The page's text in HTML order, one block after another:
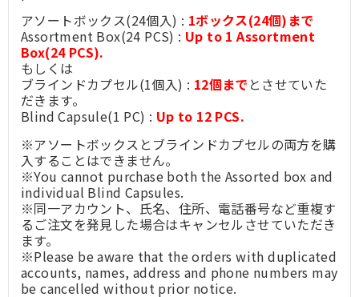
アソートボックス(24個入) : 1ボックス(24個)まで
Assortment Box(24 PCS) : Up to 1 Assortment
Box(24 PCS).
もしくは
ブラインドカプセル(1個入) : 12個まで とさせていた
だきます。
Blind Capsule(1 PC) : Up to 12 PCS.
※アソートボックスとブラインドカプセルの両方を購
入することはできません。
※You cannot purchase both the Assorted box and
individual Blind Capsules.
※同一アカウント、氏名、住所、電話番号など重複す
るご注文を発見した場合はキャンセルさせていただき
ます。
※Please be aware that the orders with duplicated
accounts, names, address and phone numbers may
be cancelled without prior notice.